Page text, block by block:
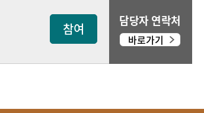
참여 담당자 연락처
바로가기